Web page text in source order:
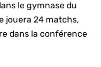
le gymnase du
jouera 24 matchs,
dans la conférence